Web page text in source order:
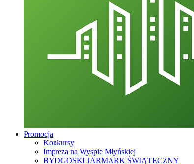
Promocja
Konkursy
Impreza na Wyspie Młyńskiej
BYDGOSKI JARMARK ŚWIĄTECZNY